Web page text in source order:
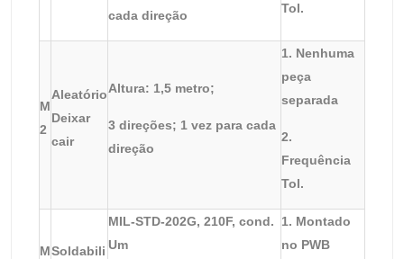
cada direção
Tol.
M
2
Aleatório
Deixar
cair
Altura: 1,5 metro;
3 direções; 1 vez para cada
direção
1. Nenhuma
peça
separada
2.
Frequência
Tol.
MSoldabili
MIL-STD-202G, 210F, cond.
Um
1. Montado
no PWB